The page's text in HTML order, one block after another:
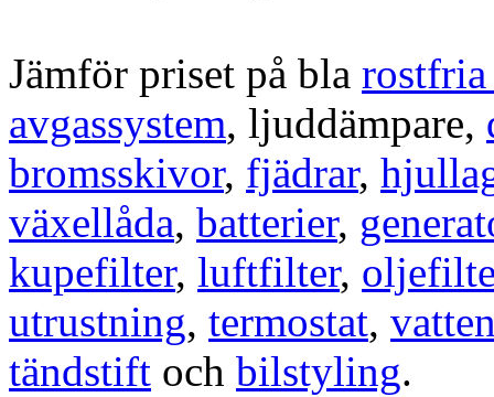
Jämför priset på bla rostfria
avgassystem, ljuddämpare,
bromsskivor, fjädrar,
växellåda, batterier,
kupefilter, luftfilter,
utrustning, termostat,
tändstift och bilstyling.